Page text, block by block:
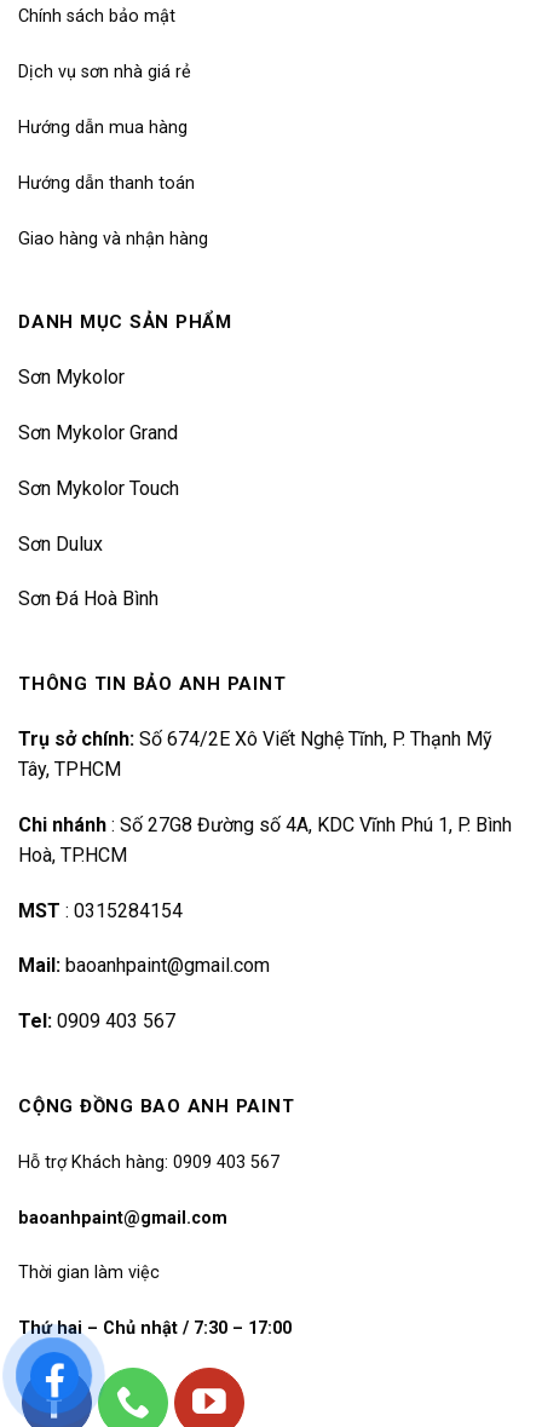
Chính sách bảo mật
Dịch vụ sơn nhà giá rẻ
Hướng dẫn mua hàng
Hướng dẫn thanh toán
Giao hàng và nhận hàng
DANH MỤC SẢN PHẨM
Sơn Mykolor
Sơn Mykolor Grand
Sơn Mykolor Touch
Sơn Dulux
Sơn Đá Hoà Bình
THÔNG TIN BẢO ANH PAINT
Trụ sở chính: Số 674/2E Xô Viết Nghệ Tĩnh, P. Thạnh Mỹ
Tây, TPHCM
Chi nhánh : Số 27G8 Đường số 4A, KDC Vĩnh Phú 1, P. Bình
Hoà, TP.HCM
MST : 0315284154
Mail: baoanhpaint@gmail.com
Tel: 0909 403 567
CỘNG ĐỒNG BAO ANH PAINT
Hỗ trợ Khách hàng: 0909 403 567
baoanhpaint@gmail.com
Thời gian làm việc
Thứ hai – Chủ nhật / 7:30 – 17:00